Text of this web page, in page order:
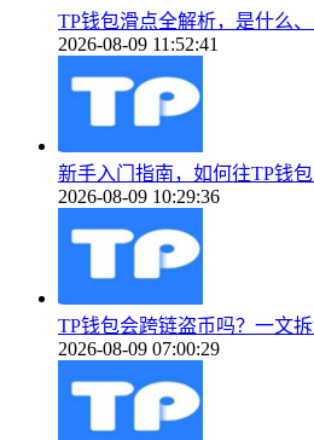
TP钱包滑点全解析，是什么
2026-08-09 11:52:41
新手入门指南，如何往TP钱
2026-08-09 10:29:36
TP钱包会跨链盗币吗？一文
2026-08-09 07:00:29